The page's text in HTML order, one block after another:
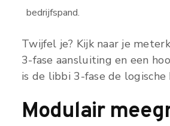
bedrijfspand.
Twijfel je? Kijk naar je
3-fase aansluiting en een
is de libbi 3-fase de logische
Modulair